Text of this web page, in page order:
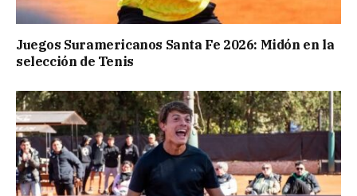
Juegos Suramericanos Santa Fe 2026: Midón en la
selección de Tenis